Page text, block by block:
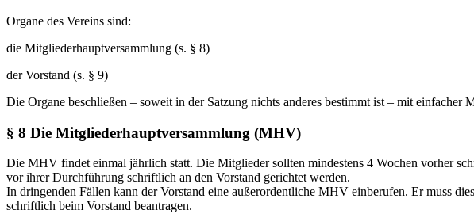
Organe des Vereins sind:
die Mitgliederhauptversammlung (s. § 8)
der Vorstand (s. § 9)
Die Organe beschließen – soweit in der Satzung nichts anderes bestimmt ist – mit einfacher
§ 8 Die Mitgliederhauptversammlung (MHV)
Die MHV findet einmal jährlich statt. Die Mitglieder sollten mindestens 4 Wochen vorher
vor ihrer Durchführung schriftlich an den Vorstand gerichtet werden.
In dringenden Fällen kann der Vorstand eine außerordentliche MHV einberufen. Er muss
schriftlich beim Vorstand beantragen.